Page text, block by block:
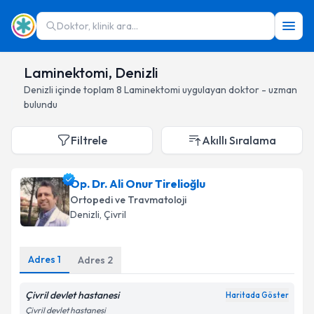
Doktor, klinik ara...
Laminektomi, Denizli
Denizli içinde toplam 8 Laminektomi uygulayan doktor - uzman
bulundu
Filtrele Akıllı Sıralama
Op. Dr. Ali Onur Tirelioğlu
Ortopedi ve Travmatoloji
Denizli, Çivril
Adres 1 Adres 2
Çivril devlet hastanesi Haritada Göster
Çivril devlet hastanesi